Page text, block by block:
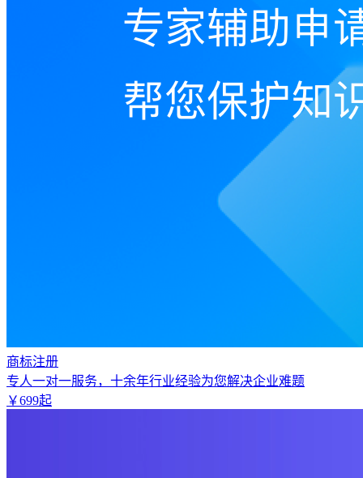
商标注册
专人一对一服务，十余年行业经验为您解决企业难题
￥699起